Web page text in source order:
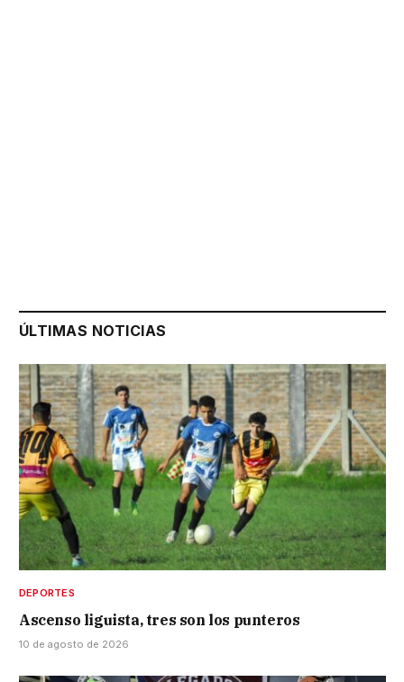
ÚLTIMAS NOTICIAS
DEPORTES
Ascenso liguista, tres son los punteros
10 de agosto de 2026